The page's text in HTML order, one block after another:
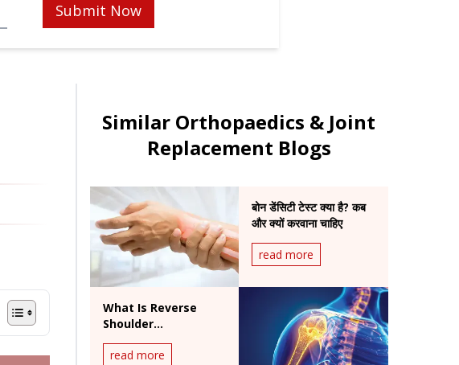
Submit Now
Similar Orthopaedics & Joint
Replacement Blogs
बोन डेंसिटी टेस्ट क्या है? कब
और क्यों करवाना चाहिए
read more
What Is Reverse
Shoulder
Replacement
Surgery? A Complete
read more